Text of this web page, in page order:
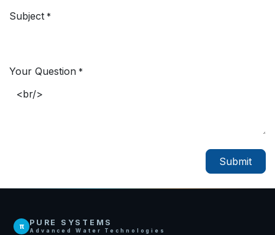
Subject *
Your Question *
Submit
π PURE SYSTEMS
Advanced Water Technologies